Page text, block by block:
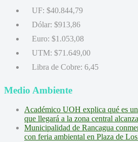
UF: $40.844,79
Dólar: $913,86
Euro: $1.053,08
UTM: $71.649,00
Libra de Cobre: 6,45
Medio Ambiente
Académico UOH explica qué es
que llegará a la zona central
Municipalidad de Rancagua
con feria ambiental en Plaza de